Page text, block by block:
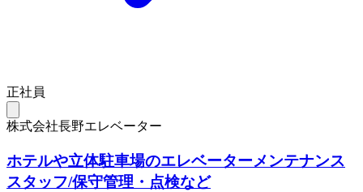
正社員
株式会社長野エレベーター
ホテルや立体駐車場のエレベーターメンテナンス
スタッフ/保守管理・点検など